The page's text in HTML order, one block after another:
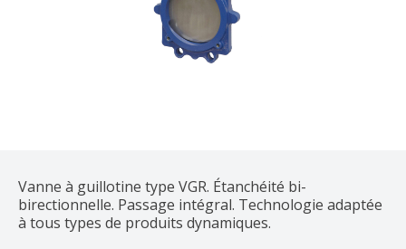
Vanne à guillotine type VGR. Étanchéité bi-
birectionnelle. Passage intégral. Technologie adaptée
à tous types de produits dynamiques.